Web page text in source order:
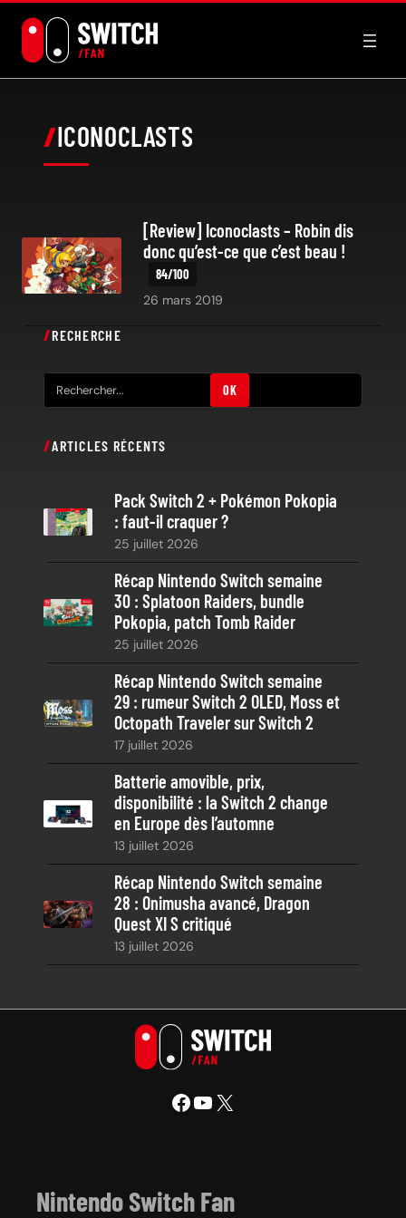
contenu
ICONOCLASTS
[Review] Iconoclasts – Robin dis
donc qu’est-ce que c’est beau !
26 mars 2019
RECHERCHE
e
h
OK
ARTICLES RÉCENTS
Pack Switch 2 + Pokémon Pokopia
: faut-il craquer ?
25 juillet 2026
Récap Nintendo Switch semaine
30 : Splatoon Raiders, bundle
Pokopia, patch Tomb Raider
25 juillet 2026
Récap Nintendo Switch semaine
29 : rumeur Switch 2 OLED, Moss et
Octopath Traveler sur Switch 2
17 juillet 2026
Batterie amovible, prix,
disponibilité : la Switch 2 change
en Europe dès l’automne
13 juillet 2026
Récap Nintendo Switch semaine
28 : Onimusha avancé, Dragon
Quest XI S critiqué
13 juillet 2026
Facebook YouTube X
Nintendo Switch Fan